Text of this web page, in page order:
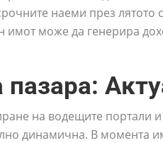
наеми през лятото
може да генерира
пазара:
на водещите портали
динамична. В момента